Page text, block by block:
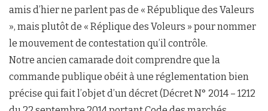
amis d’hier ne parlent pas de « République des Valeurs
», mais plutôt de « Réplique des Voleurs » pour nommer
le mouvement de contestation qu’il contrôle.
Notre ancien camarade doit comprendre que la
commande publique obéit à une réglementation bien
précise qui fait l’objet d’un décret (Décret N° 2014 – 1212